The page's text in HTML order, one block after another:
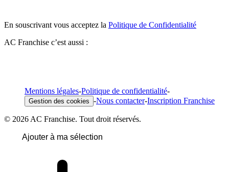
En souscrivant vous acceptez la Politique de Confidentialité
AC Franchise c’est aussi :
Mentions légales-Politique de confidentialité-
Gestion des cookies -Nous contacter-Inscription Franchise
© 2026 AC Franchise. Tout droit réservés.
Ajouter à ma sélection